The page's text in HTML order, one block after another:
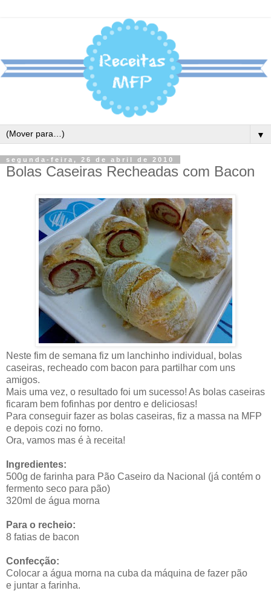
▼
segunda-feira, 26 de abril de 2010
Bolas Caseiras Recheadas com Bacon
Neste fim de semana fiz um lanchinho individual, bolas
caseiras, recheado com bacon para partilhar com uns
amigos.
Mais uma vez, o resultado foi um sucesso! As bolas caseiras
ficaram bem fofinhas por dentro e deliciosas!
Para conseguir fazer as bolas caseiras, fiz a massa na MFP
e depois cozi no forno.
Ora, vamos mas é à receita!
Ingredientes:
500g de farinha para Pão Caseiro da Nacional (já contém o
fermento seco para pão)
320ml de água morna
Para o recheio:
8 fatias de bacon
Confecção:
Colocar a água morna na cuba da máquina de fazer pão
e juntar a farinha.